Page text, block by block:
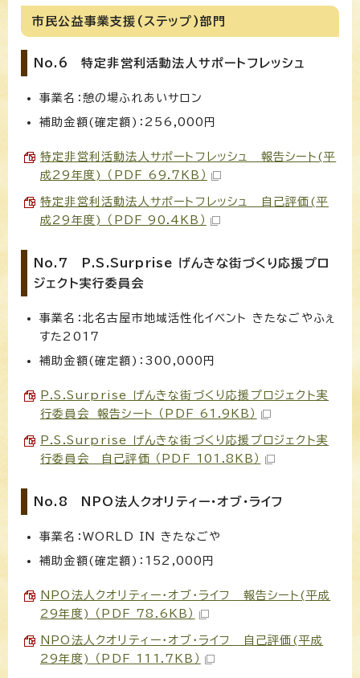
市民公益事業支援(ステップ)部門
No.6 特定非営利活動法人サポートフレッシュ
事業名：憩の場ふれあいサロン
補助金額(確定額)：256,000円
特定非営利活動法人サポートフレッシュ 報告シート(平
成29年度) （PDF 69.7KB）
特定非営利活動法人サポートフレッシュ 自己評価(平
成29年度) （PDF 90.4KB）
No.7 P.S.Surprise げんきな街づくり応援プロ
ジェクト実行委員会
事業名：北名古屋市地域活性化イベント きたなごやふぇ
すた2017
補助金額(確定額)：300,000円
P.S.Surprise げんきな街づくり応援プロジェクト実
行委員会 報告シート （PDF 61.9KB）
P.S.Surprise げんきな街づくり応援プロジェクト実
行委員会 自己評価 （PDF 101.8KB）
No.8 NPO法人クオリティー・オブ・ライフ
事業名：WORLD IN きたなごや
補助金額(確定額)：152,000円
NPO法人クオリティー・オブ・ライフ 報告シート(平成
29年度) （PDF 78.6KB）
NPO法人クオリティー・オブ・ライフ 自己評価(平成
29年度) （PDF 111.7KB）